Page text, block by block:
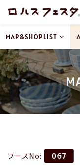
MAP&SHOPLIST
ブースNo: 067